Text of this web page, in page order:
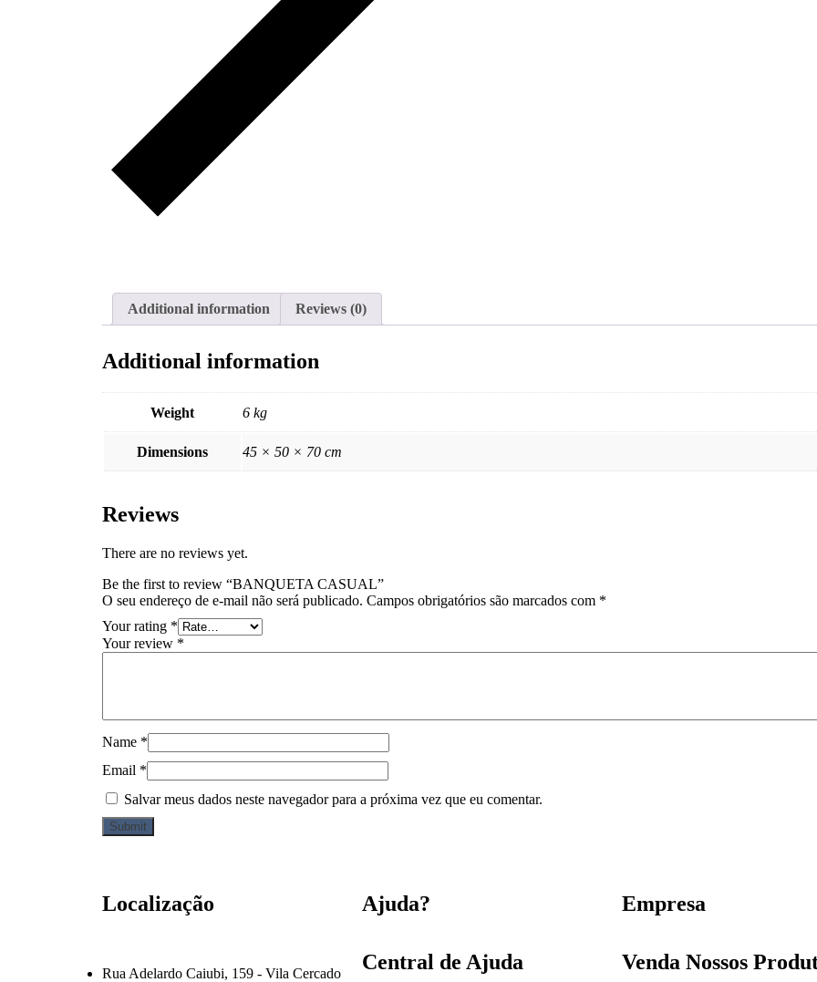
Additional information Reviews (0)
Additional information
Weight 6 kg
Dimensions 45 × 50 × 70 cm
Reviews
There are no reviews yet.
Be the first to review “BANQUETA CASUAL”
O seu endereço de e-mail não será publicado. Campos obrigatórios são marcados com *
Your rating *
Your review *
Name *
Email *
Salvar meus dados neste navegador para a próxima vez que eu comentar.
Localização
Rua Adelardo Caiubi, 159 - Vila Cercado
Ajuda?
Central de Ajuda
Empresa
Venda Nossos